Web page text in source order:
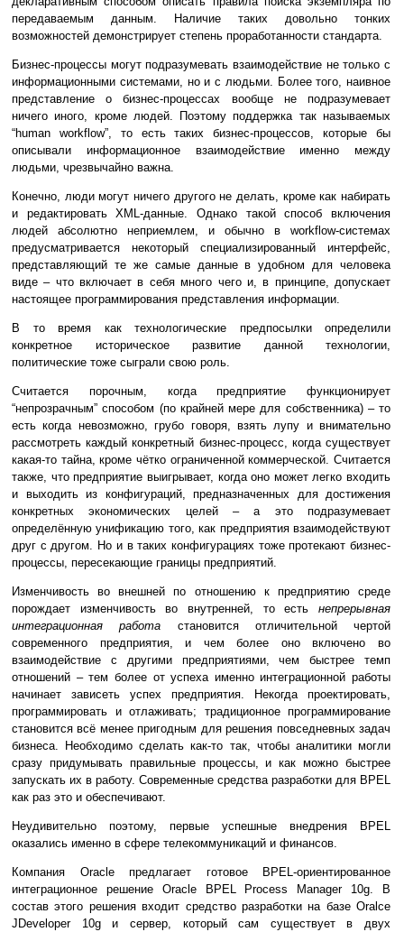
передаваемым данным. Наличие таких довольно тонких
возможностей демонстрирует степень проработанности стандарта.
Бизнес-процессы могут подразумевать взаимодействие не только с
информационными системами, но и с людьми. Более того, наивное
представление о бизнес-процессах вообще не подразумевает
ничего иного, кроме людей. Поэтому поддержка так называемых
“human workflow”, то есть таких бизнес-процессов, которые бы
описывали информационное взаимодействие именно между
людьми, чрезвычайно важна.
Конечно, люди могут ничего другого не делать, кроме как набирать
и редактировать XML-данные. Однако такой способ включения
людей абсолютно неприемлем, и обычно в workflow-системах
предусматривается некоторый специализированный интерфейс,
представляющий те же самые данные в удобном для человека
виде – что включает в себя много чего и, в принципе, допускает
настоящее программирования представления информации.
В то время как технологические предпосылки определили
конкретное историческое развитие данной технологии,
политические тоже сыграли свою роль.
Считается порочным, когда предприятие функционирует
“непрозрачным” способом (по крайней мере для собственника) – то
есть когда невозможно, грубо говоря, взять лупу и внимательно
рассмотреть каждый конкретный бизнес-процесс, когда существует
какая-то тайна, кроме чётко ограниченной коммерческой. Считается
также, что предприятие выигрывает, когда оно может легко входить
и выходить из конфигураций, предназначенных для достижения
конкретных экономических целей – а это подразумевает
определённую унификацию того, как предприятия взаимодействуют
друг с другом. Но и в таких конфигурациях тоже протекают бизнес-
процессы, пересекающие границы предприятий.
Изменчивость во внешней по отношению к предприятию среде
порождает изменчивость во внутренней, то есть непрерывная
интеграционная работа становится отличительной чертой
современного предприятия, и чем более оно включено во
взаимодействие с другими предприятиями, чем быстрее темп
отношений – тем более от успеха именно интеграционной работы
начинает зависеть успех предприятия. Некогда проектировать,
программировать и отлаживать; традиционное программирование
становится всё менее пригодным для решения повседневных задач
бизнеса. Необходимо сделать как-то так, чтобы аналитики могли
сразу придумывать правильные процессы, и как можно быстрее
запускать их в работу. Современные средства разработки для BPEL
как раз это и обеспечивают.
Неудивительно поэтому, первые успешные внедрения BPEL
оказались именно в сфере телекоммуникаций и финансов.
Компания Oracle предлагает готовое BPEL-ориентированное
интеграционное решение Oracle BPEL Process Manager 10g. В
состав этого решения входит средство разработки на базе Oralce
JDeveloper 10g и сервер, который сам существует в двух